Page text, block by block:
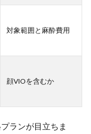
対象範囲と麻酔費用
顔VIOを含むか
ランが目立ちま